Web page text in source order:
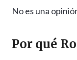
No es una
Por qué